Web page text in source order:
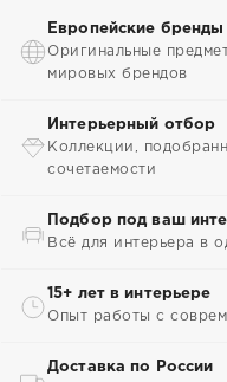
Европейские бренды
Оригинальные
мировых брендов
Интерьерный отбор
Коллекции,
сочетаемости
Подбор под ваш
Всё для интерьера в
15+ лет в интерьере
Опыт работы с
Доставка по России